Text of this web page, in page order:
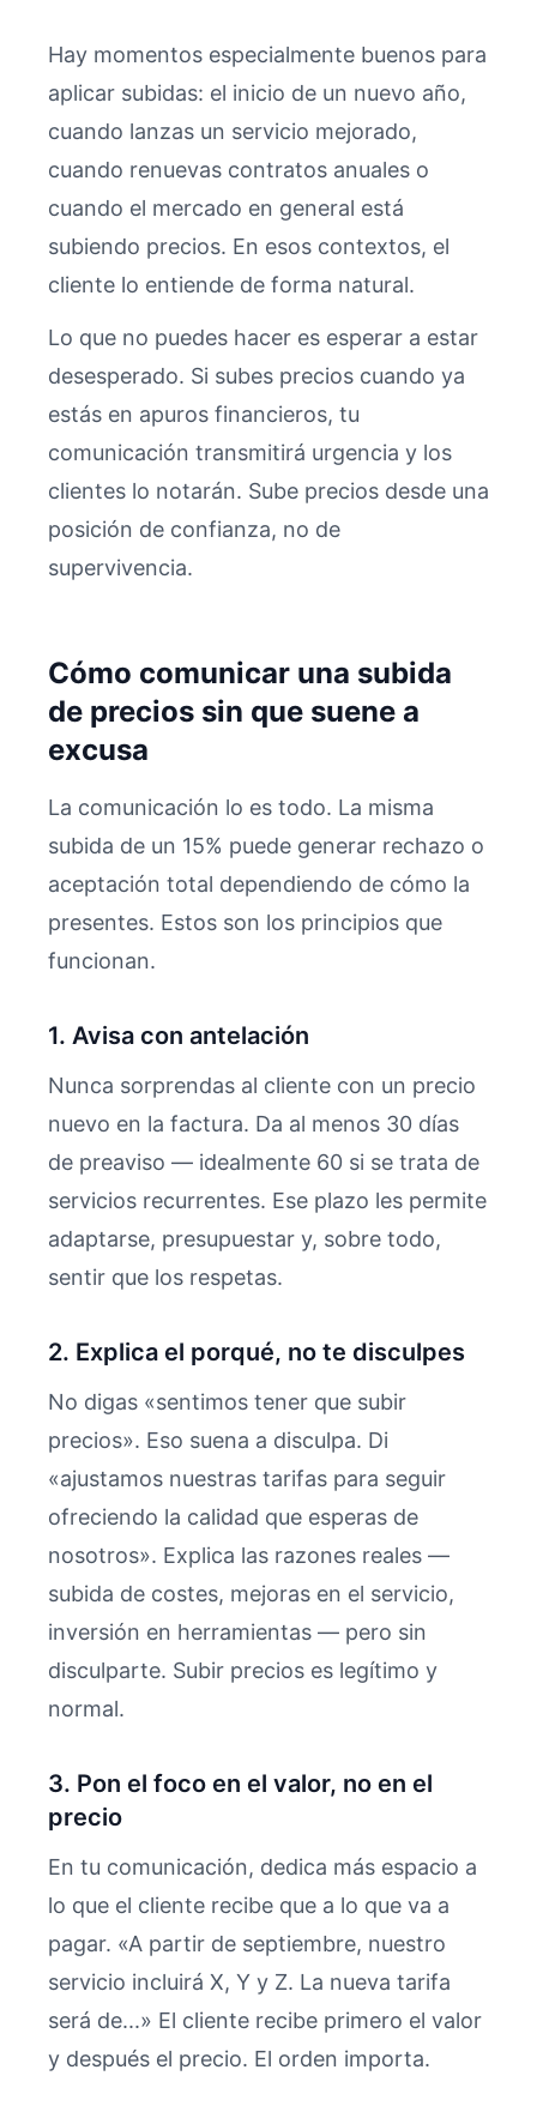
Hay momentos especialmente buenos para
aplicar subidas: el inicio de un nuevo año,
cuando lanzas un servicio mejorado,
cuando renuevas contratos anuales o
cuando el mercado en general está
subiendo precios. En esos contextos, el
cliente lo entiende de forma natural.
Lo que no puedes hacer es esperar a estar
desesperado. Si subes precios cuando ya
estás en apuros financieros, tu
comunicación transmitirá urgencia y los
clientes lo notarán. Sube precios desde una
posición de confianza, no de
supervivencia.
Cómo comunicar una subida
de precios sin que suene a
excusa
La comunicación lo es todo. La misma
subida de un 15% puede generar rechazo o
aceptación total dependiendo de cómo la
presentes. Estos son los principios que
funcionan.
1. Avisa con antelación
Nunca sorprendas al cliente con un precio
nuevo en la factura. Da al menos 30 días
de preaviso — idealmente 60 si se trata de
servicios recurrentes. Ese plazo les permite
adaptarse, presupuestar y, sobre todo,
sentir que los respetas.
2. Explica el porqué, no te disculpes
No digas «sentimos tener que subir
precios». Eso suena a disculpa. Di
«ajustamos nuestras tarifas para seguir
ofreciendo la calidad que esperas de
nosotros». Explica las razones reales —
subida de costes, mejoras en el servicio,
inversión en herramientas — pero sin
disculparte. Subir precios es legítimo y
normal.
3. Pon el foco en el valor, no en el
precio
En tu comunicación, dedica más espacio a
lo que el cliente recibe que a lo que va a
pagar. «A partir de septiembre, nuestro
servicio incluirá X, Y y Z. La nueva tarifa
será de...» El cliente recibe primero el valor
y después el precio. El orden importa.